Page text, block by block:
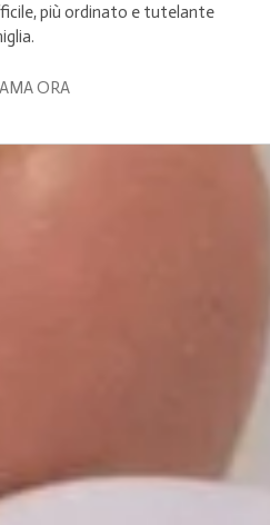
più ordinato e tutelante
ORA